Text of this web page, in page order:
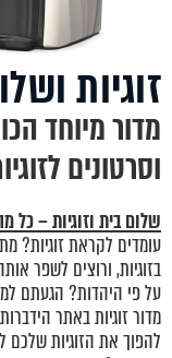
זוגיות
מדור מיוחד
וסרטונים
שלום בית וזוגיות – כל
עומדים לקראת זוגיות?
בזוגיות, ורוצים לשפר
על פי היהדות? הגעתם
מדור זוגיות באתר
להפוך את הזוגיות שלכם